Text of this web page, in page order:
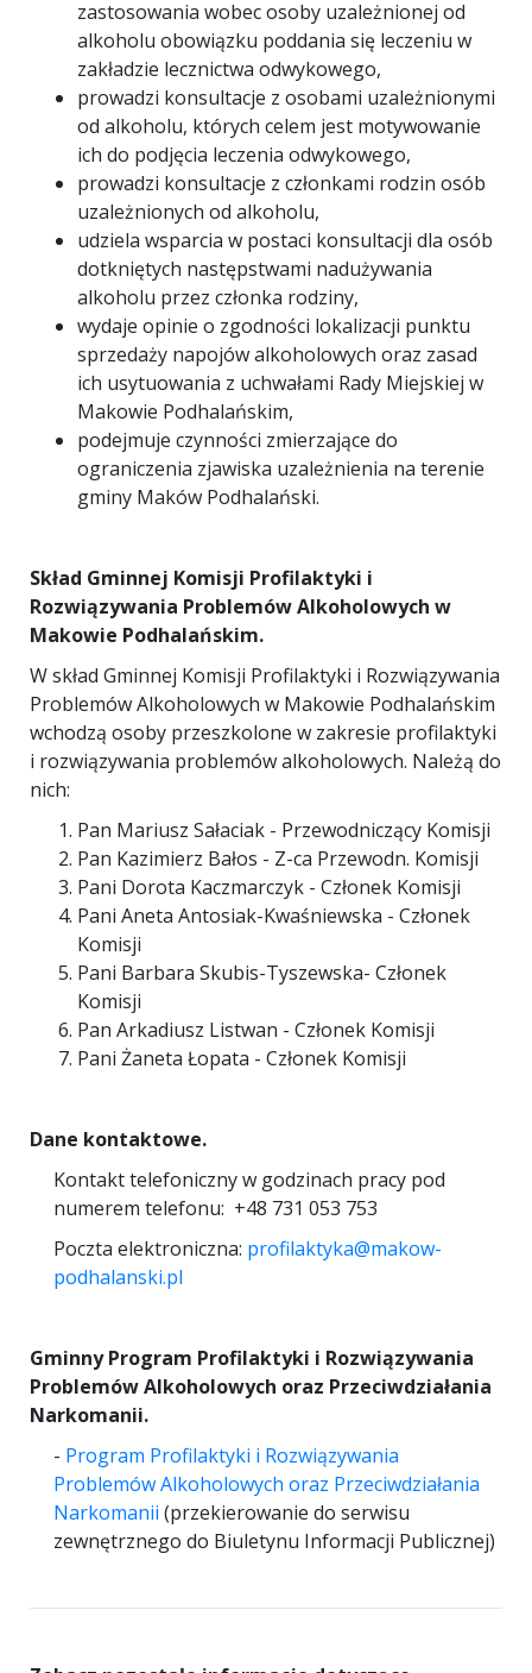
zastosowania wobec osoby uzależnionej od
alkoholu obowiązku poddania się leczeniu w
zakładzie lecznictwa odwykowego,
prowadzi konsultacje z osobami uzależnionymi
od alkoholu, których celem jest motywowanie
ich do podjęcia leczenia odwykowego,
prowadzi konsultacje z członkami rodzin osób
uzależnionych od alkoholu,
udziela wsparcia w postaci konsultacji dla osób
dotkniętych następstwami nadużywania
alkoholu przez członka rodziny,
wydaje opinie o zgodności lokalizacji punktu
sprzedaży napojów alkoholowych oraz zasad
ich usytuowania z uchwałami Rady Miejskiej w
Makowie Podhalańskim,
podejmuje czynności zmierzające do
ograniczenia zjawiska uzależnienia na terenie
gminy Maków Podhalański.
Skład Gminnej Komisji Profilaktyki i
Rozwiązywania Problemów Alkoholowych w
Makowie Podhalańskim.
W skład Gminnej Komisji Profilaktyki i Rozwiązywania
Problemów Alkoholowych w Makowie Podhalańskim
wchodzą osoby przeszkolone w zakresie profilaktyki
i rozwiązywania problemów alkoholowych. Należą do
nich:
Pan Mariusz Sałaciak - Przewodniczący Komisji
Pan Kazimierz Bałos - Z-ca Przewodn. Komisji
Pani Dorota Kaczmarczyk - Członek Komisji
Pani Aneta Antosiak-Kwaśniewska - Członek
Komisji
Pani Barbara Skubis-Tyszewska- Członek
Komisji
Pan Arkadiusz Listwan - Członek Komisji
Pani Żaneta Łopata - Członek Komisji
Dane kontaktowe.
Kontakt telefoniczny w godzinach pracy pod
numerem telefonu: +48 731 053 753
Poczta elektroniczna: profilaktyka@makow-
podhalanski.pl
Gminny Program Profilaktyki i Rozwiązywania
Problemów Alkoholowych oraz Przeciwdziałania
Narkomanii.
- Program Profilaktyki i Rozwiązywania
Problemów Alkoholowych oraz Przeciwdziałania
Narkomanii (przekierowanie do serwisu
zewnętrznego do Biuletynu Informacji Publicznej)